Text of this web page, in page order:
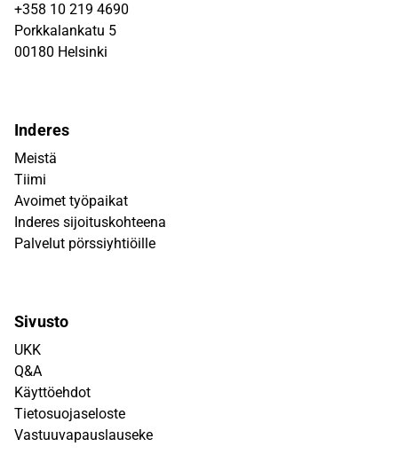
+358 10 219 4690
Porkkalankatu 5
00180 Helsinki
Inderes
Meistä
Tiimi
Avoimet työpaikat
Inderes sijoituskohteena
Palvelut pörssiyhtiöille
Sivusto
UKK
Q&A
Käyttöehdot
Tietosuojaseloste
Vastuuvapauslauseke